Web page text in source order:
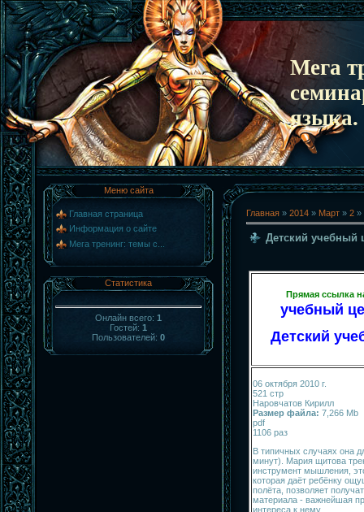
Мега
языка.
Меню сайта
Главная страница
Информация о сайте
Мега тренинг: темы с...
Статистика
Онлайн всего: 1
Гостей: 1
Пользователей: 0
Главная » 2014 » Март » 2 »
Детский учебный
Прямая ссылка
учебный
Детский
06 октября 2010 г.
521 стр
Наровчатов Кирилл
Размер файла: 7,266 Mb
pdf
1106 раз
В типичных случаях она
минут). Мария щитова
инструмент мышления,
которая даёт ребёнку
полёта, позволяет
материала - важнейшая
интереса к нему.